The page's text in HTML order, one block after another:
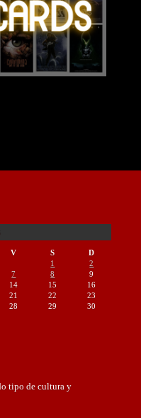
V S
D
1
2
7 8
9
14 15
16
21 22
23
28 29
30
tipo de cultura y